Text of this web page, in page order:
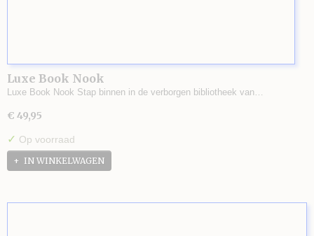
Luxe Book Nook
Luxe Book Nook Stap binnen in de verborgen bibliotheek van…
€ 49,95
✓ Op voorraad
IN WINKELWAGEN